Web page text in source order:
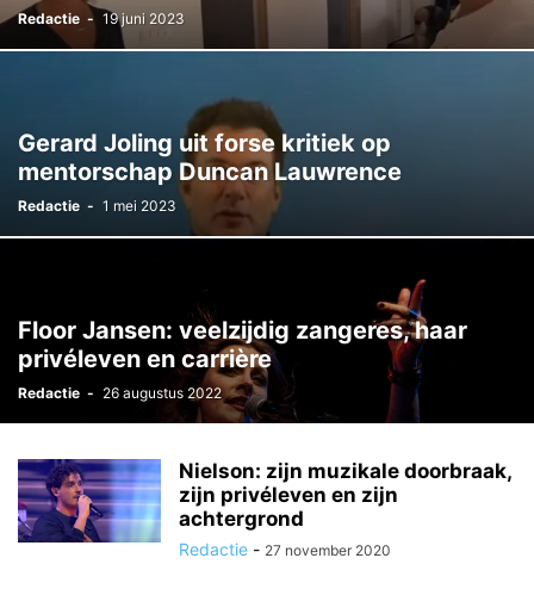
Redactie - 19 juni 2023
Gerard Joling uit forse kritiek op
mentorschap Duncan Lauwrence
Redactie - 1 mei 2023
Floor Jansen: veelzijdig zangeres, haar
privéleven en carrière
Redactie - 26 augustus 2022
Nielson: zijn muzikale doorbraak,
zijn privéleven en zijn
achtergrond
Redactie - 27 november 2020